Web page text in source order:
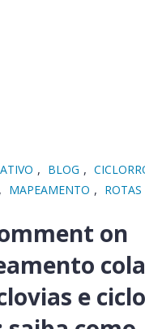
, BLOG ,
, MAPEAMENTO , ROTAS
on
e